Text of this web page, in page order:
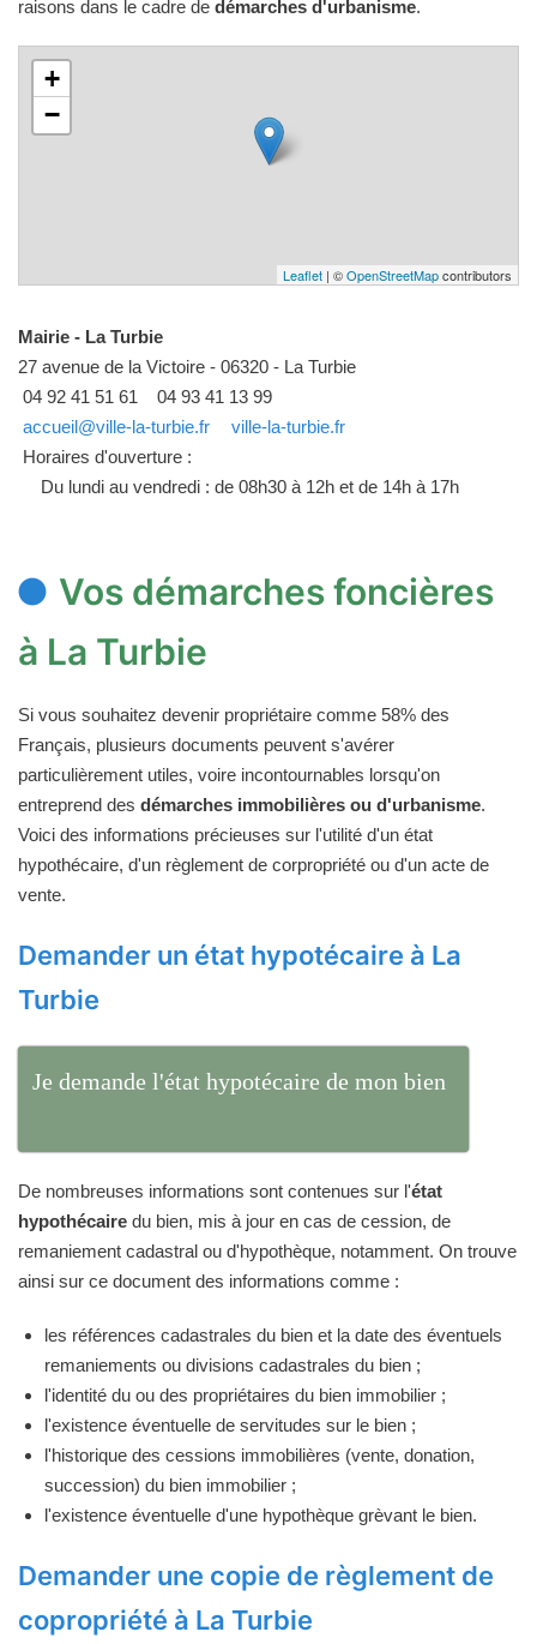
raisons dans le cadre de démarches d'urbanisme.
+
−
Leaflet | ©OpenStreetMapcontributors
Mairie - La Turbie
27 avenue de la Victoire - 06320 - La Turbie
04 92 41 51 61
04 93 41 13 99
accueil@ville-la-turbie.fr
ville-la-turbie.fr
Horaires d'ouverture :
Du lundi au vendredi : de 08h30 à 12h et de 14h à 17h
Vos démarches foncières
à La Turbie
Si vous souhaitez devenir propriétaire comme 58% des
Français, plusieurs documents peuvent s'avérer
particulièrement utiles, voire incontournables lorsqu'on
entreprend des démarches immobilières ou d'urbanisme.
Voici des informations précieuses sur l'utilité d'un état
hypothécaire, d'un règlement de corpropriété ou d'un acte de
vente.
Demander un état hypotécaire à La
Turbie
Je demande l'état hypotécaire de mon bien
De nombreuses informations sont contenues sur l'état
hypothécaire du bien, mis à jour en cas de cession, de
remaniement cadastral ou d'hypothèque, notamment. On trouve
ainsi sur ce document des informations comme :
les références cadastrales du bien et la date des éventuels
remaniements ou divisions cadastrales du bien ;
l'identité du ou des propriétaires du bien immobilier ;
l'existence éventuelle de servitudes sur le bien ;
l'historique des cessions immobilières (vente, donation,
succession) du bien immobilier ;
l'existence éventuelle d'une hypothèque grèvant le bien.
Demander une copie de règlement de
copropriété à La Turbie